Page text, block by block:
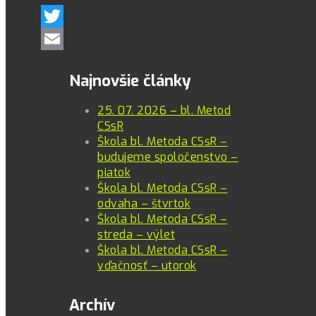
Twitter
Najnovšie články
25. 07. 2026 – bl. Metod
CSsR
Škola bl. Metoda CSsR –
budujeme spoločenstvo –
piatok
Škola bl. Metoda CSsR –
odvaha – štvrtok
Škola bl. Metoda CSsR –
streda – výlet
Škola bl. Metoda CSsR –
vďačnosť – utorok
Archív